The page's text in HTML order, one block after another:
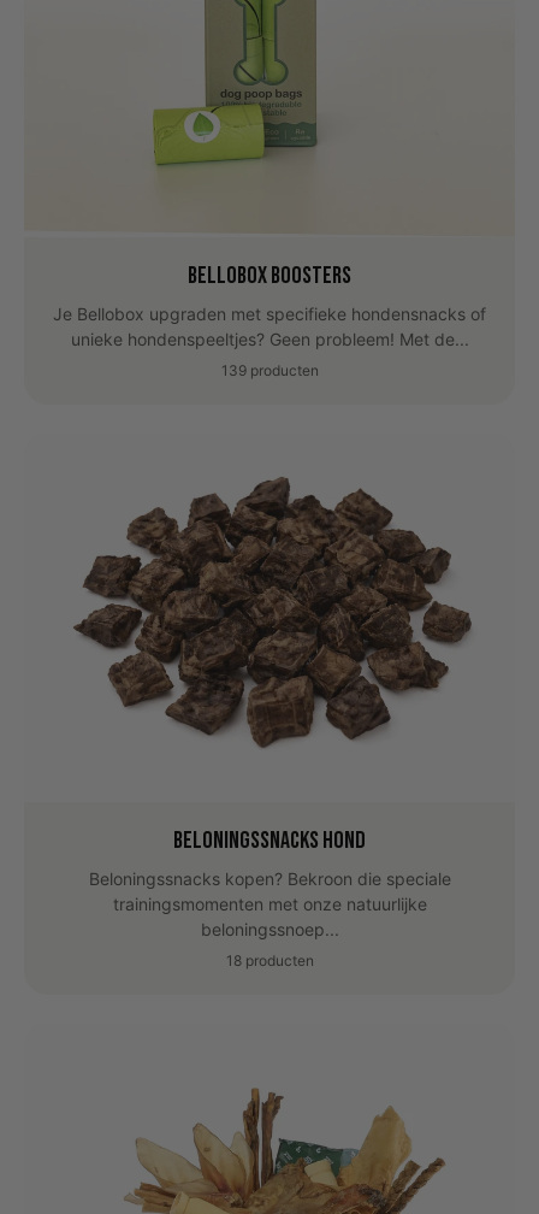
Bellobox Boosters
Je Bellobox upgraden met specifieke hondensnacks of
unieke hondenspeeltjes? Geen probleem! Met de...
139 producten
Beloningssnacks hond
Beloningssnacks kopen? Bekroon die speciale
trainingsmomenten met onze natuurlijke
beloningssnoep...
18 producten